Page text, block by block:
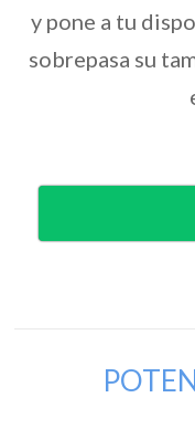
y pone a tu
sobrepasa su